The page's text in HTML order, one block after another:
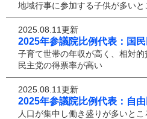
地域行事に参加する子供が多い
2025.08.11更新
2025年参議院比例代表：国民
子育て世帯の年収が高く、相対
民主党の得票率が高い
2025.08.11更新
2025年参議院比例代表：自由
人口が集中し働き盛りが多いと